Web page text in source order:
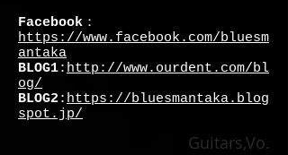
Facebook ：
https://www.facebook.com/bluesm
antaka
BLOG1: http://www.ourdent.com/bl
og/
BLOG2: https://bluesmantaka.blog
spot.jp/
Guitars,Vo.